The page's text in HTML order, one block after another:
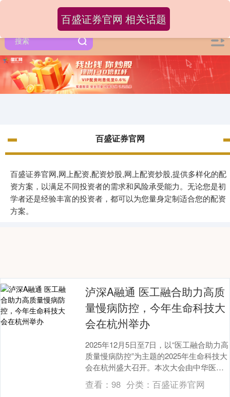
百盛证券官网
百盛证券官网,网上配资,配资炒股,网上配资炒股,提供多样化的配
资方案，以满足不同投资者的需求和风险承受能力。无论您是初
学者还是经验丰富的投资者，都可以为您量身定制适合您的配资
方案。
百盛证券官网 相关话题
泸深A融通 医工融合助力高质
量慢病防控，今年生命科技大
会在杭州举办
2025年12月5日至7日，以“医工融合助力高
质量慢病防控”为主题的2025年生命科技大
会在杭州盛大召开。本次大会由中华医学
会、中国医师协会，中国工程院医药卫
生....
查看：98 分类： 百盛证券官网